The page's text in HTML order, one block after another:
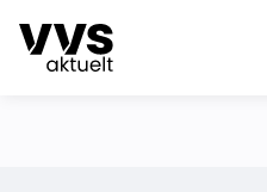
Kategorier